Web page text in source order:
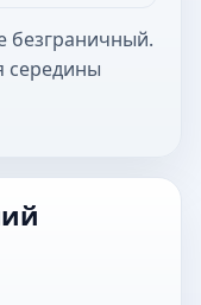
безграничный.
середины